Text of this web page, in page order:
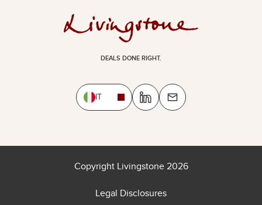
DEALS DONE RIGHT.
IT
Copyright Livingstone 2026
Legal Disclosures